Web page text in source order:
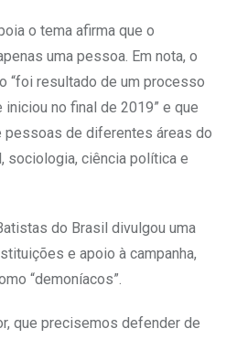
o tema afirma que o
uma pessoa. Em nota, o
“foi resultado de um processo
no final de 2019” e que
pessoas de diferentes áreas do
sociologia, ciência política e
do Brasil divulgou uma
e apoio à campanha,
“demoníacos”.
que precisemos defender de